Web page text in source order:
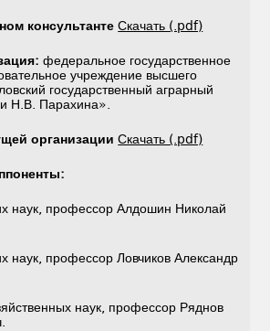
консультанте Скачать (.pdf)
федеральное государственное
учреждение высшего
государственный аграрный
Н.В. Парахина».
организации Скачать (.pdf)
наук, профессор Алдошин Николай
наук, профессор Ловчиков Александр
наук, профессор Ряднов